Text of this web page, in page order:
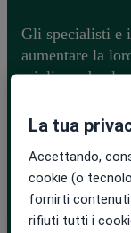
Gli specialisti e
aumentare la
migliorando al
Compila
La tua
Accettando,
cookie (o
fornirti contenuti
rifiuti tutti i